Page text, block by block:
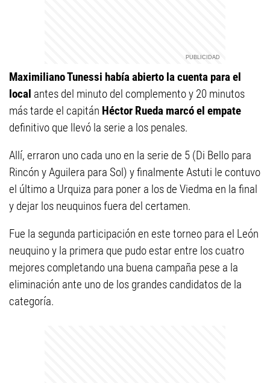
Maximiliano Tunessi había abierto la cuenta para el
local antes del minuto del complemento y 20 minutos
más tarde el capitán Héctor Rueda marcó el empate
definitivo que llevó la serie a los penales.
Allí, erraron uno cada uno en la serie de 5 (Di Bello para
Rincón y Aguilera para Sol) y finalmente Astuti le contuvo
el último a Urquiza para poner a los de Viedma en la final
y dejar los neuquinos fuera del certamen.
Fue la segunda participación en este torneo para el León
neuquino y la primera que pudo estar entre los cuatro
mejores completando una buena campaña pese a la
eliminación ante uno de los grandes candidatos de la
categoría.